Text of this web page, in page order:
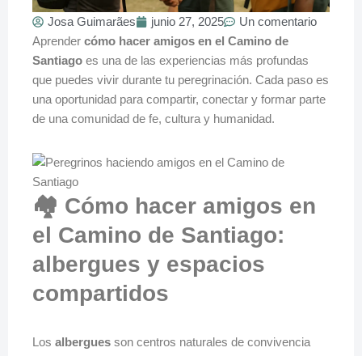
Josa Guimarães junio 27, 2025
Un comentario
Aprender cómo hacer amigos en el Camino de
Santiago es una de las experiencias más profundas
que puedes vivir durante tu peregrinación. Cada paso es
una oportunidad para compartir, conectar y formar parte
de una comunidad de fe, cultura y humanidad.
🏘️ Cómo hacer amigos en
el Camino de Santiago:
albergues y espacios
compartidos
Los albergues son centros naturales de convivencia